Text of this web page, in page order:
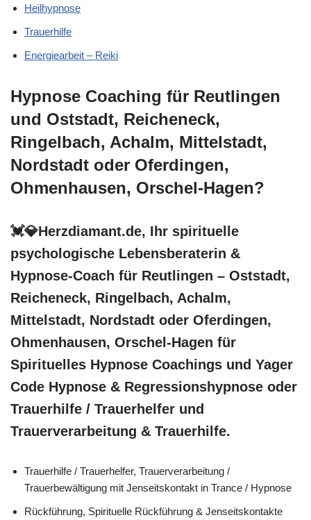
Heilhypnose
Trauerhilfe
Energiearbeit – Reiki
Hypnose Coaching für Reutlingen
und Oststadt, Reicheneck,
Ringelbach, Achalm, Mittelstadt,
Nordstadt oder Oferdingen,
Ohmenhausen, Orschel-Hagen?
💓️💎Herzdiamant.de, Ihr spirituelle
psychologische Lebensberaterin &
Hypnose-Coach für Reutlingen – Oststadt,
Reicheneck, Ringelbach, Achalm,
Mittelstadt, Nordstadt oder Oferdingen,
Ohmenhausen, Orschel-Hagen für
Spirituelles Hypnose Coachings und Yager
Code Hypnose & Regressionshypnose oder
Trauerhilfe / Trauerhelfer und
Trauerverarbeitung & Trauerhilfe.
Trauerhilfe / Trauerhelfer, Trauerverarbeitung /
Trauerbewältigung mit Jenseitskontakt in Trance / Hypnose
Rückführung, Spirituelle Rückführung & Jenseitskontakte